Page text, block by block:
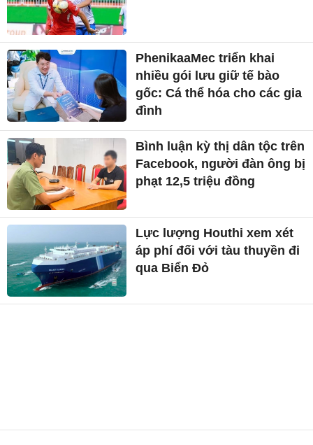
PhenikaaMec triển khai
nhiều gói lưu giữ tế bào
gốc: Cá thể hóa cho các gia
đình
Bình luận kỳ thị dân tộc trên
Facebook, người đàn ông bị
phạt 12,5 triệu đồng
Lực lượng Houthi xem xét
áp phí đối với tàu thuyền đi
qua Biển Đỏ